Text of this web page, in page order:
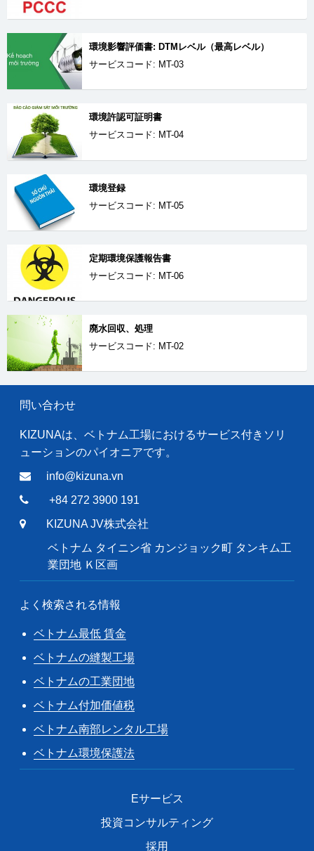
環境影響評価書: DTMレベル（最高レベル）
サービスコード: MT-03
環境許認可証明書
サービスコード: MT-04
環境登録
サービスコード: MT-05
定期環境保護報告書
サービスコード: MT-06
廃水回収、処理
サービスコード: MT-02
問い合わせ
KIZUNAは、ベトナム工場におけるサービス付きソリ
ューションのパイオニアです。
info@kizuna.vn
+84 272 3900 191
KIZUNA JV株式会社
ベトナム タイニン省 カンジョック町 タンキム工
業団地 Ｋ区画
よく検索される情報
ベトナム最低 賃金
ベトナムの縫製工場
ベトナムの工業団地
ベトナム付加価値税
ベトナム南部レンタル工場
ベトナム環境保護法
Eサービス
投資コンサルティング
採用